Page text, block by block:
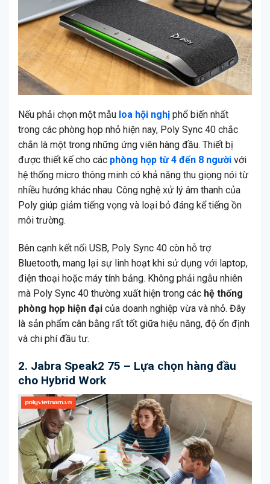
Nếu phải chọn một mẫu loa hội nghị phổ biến nhất
trong các phòng họp nhỏ hiện nay, Poly Sync 40 chắc
chắn là một trong những ứng viên hàng đầu. Thiết bị
được thiết kế cho các phòng họp từ 4 đến 8 người với
hệ thống micro thông minh có khả năng thu giọng nói từ
nhiều hướng khác nhau. Công nghệ xử lý âm thanh của
Poly giúp giảm tiếng vọng và loại bỏ đáng kể tiếng ồn
môi trường.
Bên cạnh kết nối USB, Poly Sync 40 còn hỗ trợ
Bluetooth, mang lại sự linh hoạt khi sử dụng với laptop,
điện thoại hoặc máy tính bảng. Không phải ngẫu nhiên
mà Poly Sync 40 thường xuất hiện trong các hệ thống
phòng họp hiện đại của doanh nghiệp vừa và nhỏ. Đây
là sản phẩm cân bằng rất tốt giữa hiệu năng, độ ổn định
và chi phí đầu tư.
2. Jabra Speak2 75 – Lựa chọn hàng đầu
cho Hybrid Work